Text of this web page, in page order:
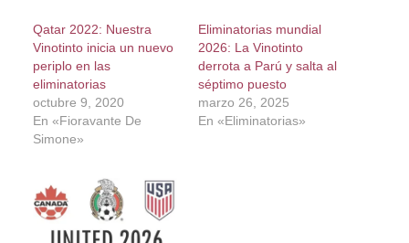
Qatar 2022: Nuestra
Vinotinto inicia un nuevo
periplo en las
eliminatorias
octubre 9, 2020
En «Fioravante De
Simone»
Eliminatorias mundial
2026: La Vinotinto
derrota a Parú y salta al
séptimo puesto
marzo 26, 2025
En «Eliminatorias»